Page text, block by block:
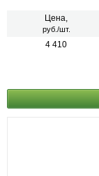
Цена,
руб./шт.
4 410